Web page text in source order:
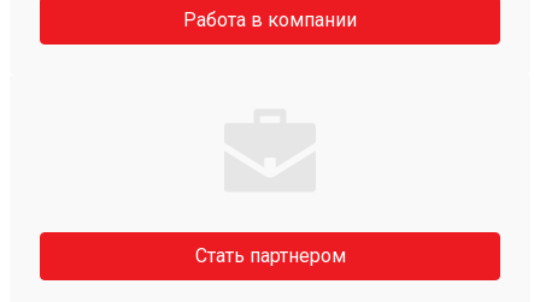
Работа в компании
Стать партнером